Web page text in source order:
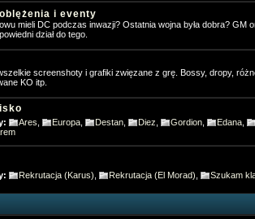
i eventy
mieli DC podczas inwazji? Ostatnia wojna była dobra?
dział do tego.
screenshoty i grafiki zwięzane z grę. Bossy, dropy,
KO itp.
Ares Europa Destan Diez Gordion Edana
Rekrutacja (Karus) Rekrutacja (El Morad) Szukam
Pogo- 2025-01-31 17:32:05
Jakby co osobiście gram w ko na
4Dominik- 2025-02-11 19:31:52
Widac ze jeszcze sie niektórzy
TheFlash- 2025-02-22 22:46:13
Chłopaki zapraszam was ⚔️KO-
& HD CLIENT ⏩BETA:21 Mart